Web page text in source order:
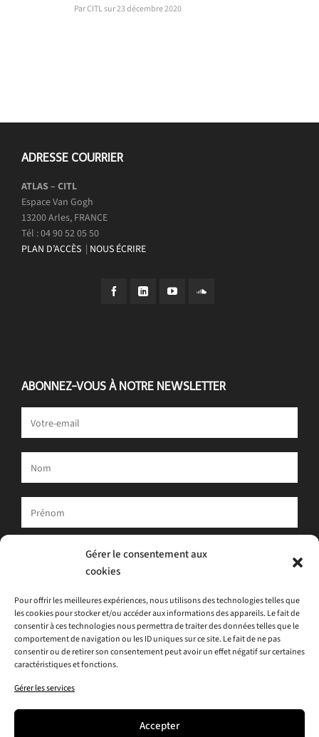
Gérer le consentement aux
cookies
Pour offrir les meilleures expériences, nous utilisons des technologies telles que
les cookies pour stocker et/ou accéder aux informations des appareils. Le fait de
consentir à ces technologies nous permettra de traiter des données telles que le
comportement de navigation ou les ID uniques sur ce site. Le fait de ne pas
consentir ou de retirer son consentement peut avoir un effet négatif sur certaines
caractéristiques et fonctions.
Gérer les services
Accepter
Par CITL sur 23 décembre 2020
ADRESSE COURRIER
ATLAS – CITL
Espace Van Gogh
13200 Arles, FRANCE
Tél : 04 90 52 05 50
PLAN D’ACCÈS | NOUS ÉCRIRE
ABONNEZ-VOUS À NOTRE NEWSLETTER
Votre adresse e-mail est uniquement utilisée pour vous envoyer
notre newsletter et des informations sur les activités d'ATLAS.
la newsletter.
J'acceptela politique de confidentialité